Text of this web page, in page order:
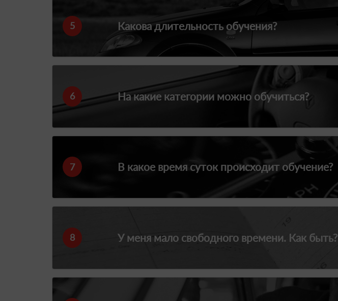
5 Какова длительность обучения?
6 На какие категории можно обучиться?
7 В какое время суток происходит обучение?
8 У меня мало свободного времени. Как быть?